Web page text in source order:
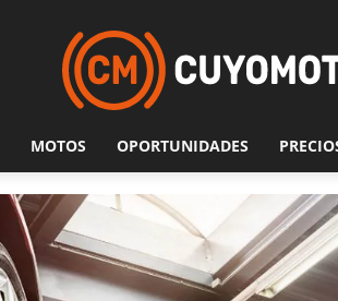
MOTOS OPORTUNIDADES